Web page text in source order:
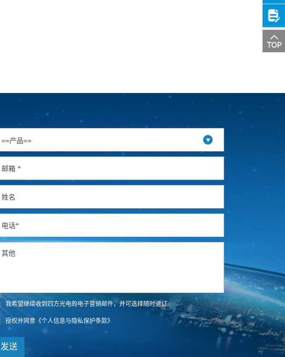
关注
微信
投诉
建议
我希望继续收到四方光电的电子营销邮件，并可选择随时退订
授权并同意 《个人信息与隐私保护条款》
发送